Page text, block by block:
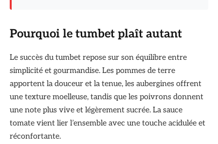
Pourquoi le tumbet plaît autant
Le succès du tumbet repose sur son équilibre entre
simplicité et gourmandise. Les pommes de terre
apportent la douceur et la tenue, les aubergines offrent
une texture moelleuse, tandis que les poivrons donnent
une note plus vive et légèrement sucrée. La sauce
tomate vient lier l’ensemble avec une touche acidulée et
réconfortante.